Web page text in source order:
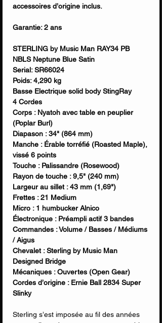
accessoires d’origine inclus.
Garantie: 2 ans
STERLING by Music Man RAY34 PB
NBLS Neptune Blue Satin
Serial: SR66024
Poids: 4,290 kg
Basse Electrique solid body StingRay
4 Cordes
Corps : Nyatoh avec table en peuplier
(Poplar Burl)
Diapason : 34" (864 mm)
Manche : Érable torréfié (Roasted Maple),
vissé 6 points
Touche : Palissandre (Rosewood)
Rayon de touche : 9,5" (240 mm)
Largeur au sillet : 43 mm (1,69")
Frettes : 21 Medium
Micro : 1 humbucker Alnico
Électronique : Préampli actif 3 bandes
Commandes : Volume / Basses / Médiums
/ Aigus
Chevalet : Sterling by Music Man
Designed Bridge
Mécaniques : Ouvertes (Open Gear)
Cordes d’origine : Ernie Ball 2834 Super
Slinky
Sterling s’est imposée au fil des années